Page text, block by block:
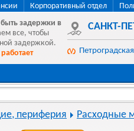
Корпоративный отдел
задержки в
все, чтобы
задержкой.
САНКТ-
Петроградская
периферия Расходные